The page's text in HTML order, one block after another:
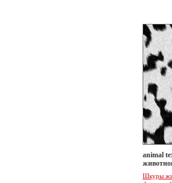
animal
Шкуры